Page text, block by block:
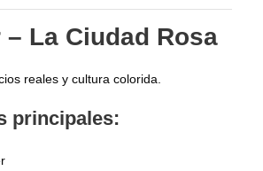
La Ciudad Rosa
reales y cultura colorida.
principales: